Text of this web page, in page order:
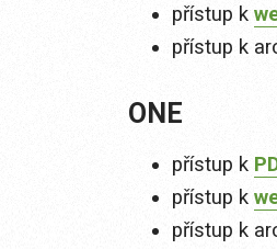
přístup k
přístup k
ONE
přístup k
přístup k
přístup k